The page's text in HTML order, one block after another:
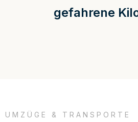
gefahrene
UMZÜGE & TRANSPORTE